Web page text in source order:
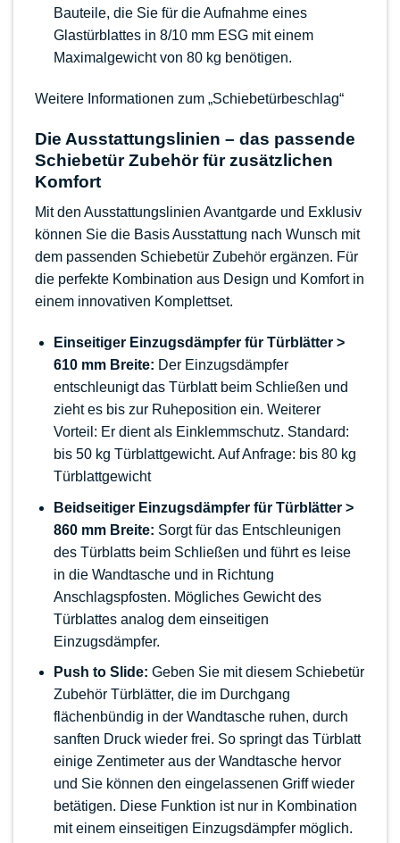
Bauteile, die Sie für die Aufnahme eines
Glastürblattes in 8/10 mm ESG mit einem
Maximalgewicht von 80 kg benötigen.
Weitere Informationen zum „Schiebetürbeschlag“
Die Ausstattungslinien – das passende
Schiebetür Zubehör für zusätzlichen
Komfort
Mit den Ausstattungslinien Avantgarde und Exklusiv
können Sie die Basis Ausstattung nach Wunsch mit
dem passenden Schiebetür Zubehör ergänzen. Für
die perfekte Kombination aus Design und Komfort in
einem innovativen Komplettset.
Einseitiger Einzugsdämpfer für Türblätter >
610 mm Breite: Der Einzugsdämpfer
entschleunigt das Türblatt beim Schließen und
zieht es bis zur Ruheposition ein. Weiterer
Vorteil: Er dient als Einklemmschutz. Standard:
bis 50 kg Türblattgewicht. Auf Anfrage: bis 80 kg
Türblattgewicht
Beidseitiger Einzugsdämpfer für Türblätter >
860 mm Breite: Sorgt für das Entschleunigen
des Türblatts beim Schließen und führt es leise
in die Wandtasche und in Richtung
Anschlagspfosten. Mögliches Gewicht des
Türblattes analog dem einseitigen
Einzugsdämpfer.
Push to Slide: Geben Sie mit diesem Schiebetür
Zubehör Türblätter, die im Durchgang
flächenbündig in der Wandtasche ruhen, durch
sanften Druck wieder frei. So springt das Türblatt
einige Zentimeter aus der Wandtasche hervor
und Sie können den eingelassenen Griff wieder
betätigen. Diese Funktion ist nur in Kombination
mit einem einseitigen Einzugsdämpfer möglich.